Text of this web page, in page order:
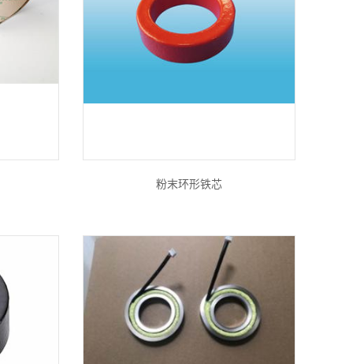
粉末环形铁芯